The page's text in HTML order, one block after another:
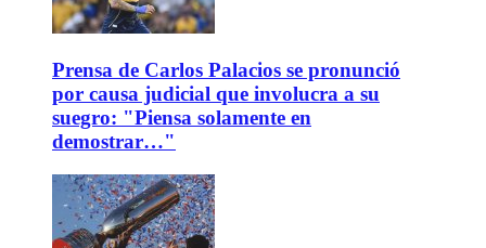
Prensa de Carlos Palacios se pronunció
por causa judicial que involucra a su
suegro: "Piensa solamente en
demostrar…"